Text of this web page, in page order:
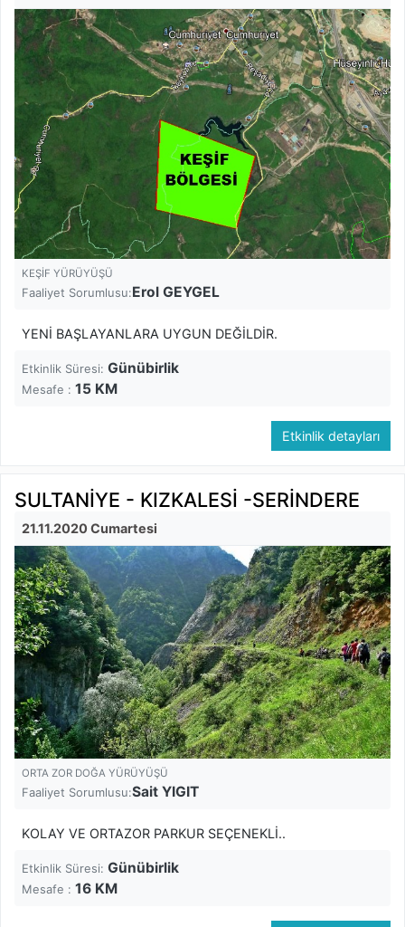
KEŞİF YÜRÜYÜŞÜ
Faaliyet Sorumlusu:Erol GEYGEL
YENİ BAŞLAYANLARA UYGUN DEĞİLDİR.
Etkinlik Süresi: Günübirlik
Mesafe : 15 KM
Etkinlik detayları
SULTANİYE - KIZKALESİ -SERİNDERE
21.11.2020 Cumartesi
ORTA ZOR DOĞA YÜRÜYÜŞÜ
Faaliyet Sorumlusu:Sait YIGIT
KOLAY VE ORTAZOR PARKUR SEÇENEKLİ..
Etkinlik Süresi: Günübirlik
Mesafe : 16 KM